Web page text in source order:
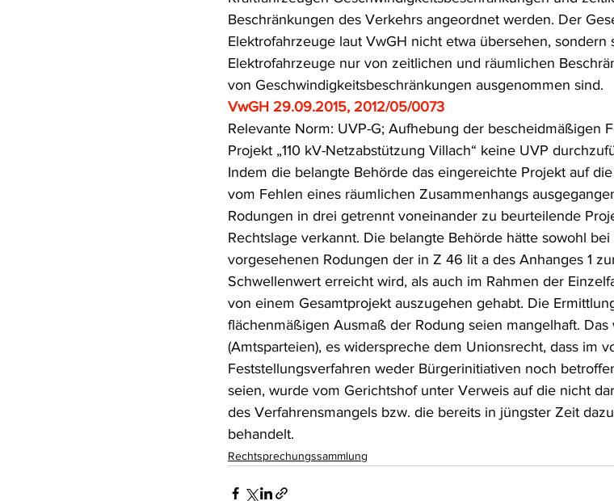
Beschränkungen des Verkehrs angeordnet werden. Der
Elektrofahrzeuge laut VwGH nicht etwa übersehen, sondern
Elektrofahrzeuge nur von zeitlichen und räumlichen
von Geschwindigkeitsbeschränkungen ausgenommen sind.
VwGH 29.09.2015, 2012/05/0073
Relevante Norm: UVP-G; Aufhebung der bescheidmäßigen
Projekt „110 kV-Netzabstützung Villach“ keine UVP
Indem die belangte Behörde das eingereichte Projekt auf
vom Fehlen eines räumlichen Zusammenhangs
Rodungen in drei getrennt voneinander zu beurteilende
Rechtslage verkannt. Die belangte Behörde hätte sowohl
vorgesehenen Rodungen der in Z 46 lit a des Anhanges 1
Schwellenwert erreicht wird, als auch im Rahmen der
von einem Gesamtprojekt auszugehen gehabt. Die
flächenmäßigen Ausmaß der Rodung seien mangelhaft.
(Amtsparteien), es widerspreche dem Unionsrecht, dass im
Feststellungsverfahren weder Bürgerinitiativen noch
seien, wurde vom Gerichtshof unter Verweis auf die nicht
des Verfahrensmangels bzw. die bereits in jüngster Zeit
behandelt.
Rechtsprechungssammlung